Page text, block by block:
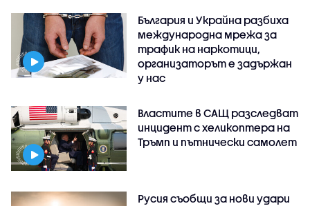
България и Украйна разбиха
международна мрежа за
трафик на наркотици,
организаторът е задържан
у нас
Властите в САЩ разследват
инцидент с хеликоптера на
Тръмп и пътнически самолет
Русия съобщи за нови удари